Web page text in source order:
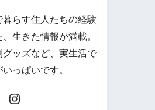
らす住人たちの経験
生きた情報が満載。
ッズなど、実生活で
っぱいです。